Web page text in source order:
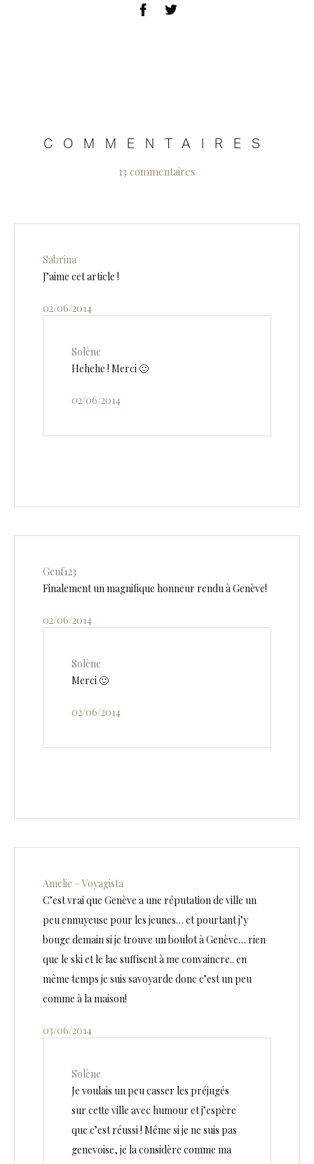
COMMENTAIRES
13 commentaires
Sabrina
J’aime cet article !
02/06/2014
Solène
Hehehe ! Merci 🙂
02/06/2014
Genf123
Finalement un magnifique honneur rendu à Genève!
02/06/2014
Solène
Merci 🙂
02/06/2014
Amelie – Voyagista
C’est vrai que Genève a une réputation de ville un
peu ennuyeuse pour les jeunes… et pourtant j’y
bouge demain si je trouve un boulot à Genève… rien
que le ski et le lac suffisent à me convaincre.. en
même temps je suis savoyarde donc c’est un peu
comme à la maison!
03/06/2014
Solène
Je voulais un peu casser les préjugés
sur cette ville avec humour et j’espère
que c’est réussi ! Même si je ne suis pas
genevoise, je la considère comme ma